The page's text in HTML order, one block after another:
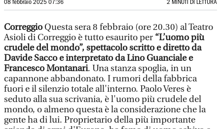
08 febbraio 2025 07:36 2 MINUTI DI LETTURA
CorreggioQuesta sera 8 febbraio (ore 20.30) al Teatro
Asioli di Correggio è tutto esaurito per “L’uomo più
crudele del mondo”, spettacolo scritto e diretto da
Davide Sacco e interpretato da Lino Guanciale e
Francesco Montanari. Una stanza spoglia, in un
capannone abbandonato. I rumori della fabbrica
fuori e il silenzio totale all'interno. Paolo Veres è
seduto alla sua scrivania, è l'uomo più crudele del
mondo, o almeno questa è la considerazione che la
gente ha di lui. Proprietario della più importante